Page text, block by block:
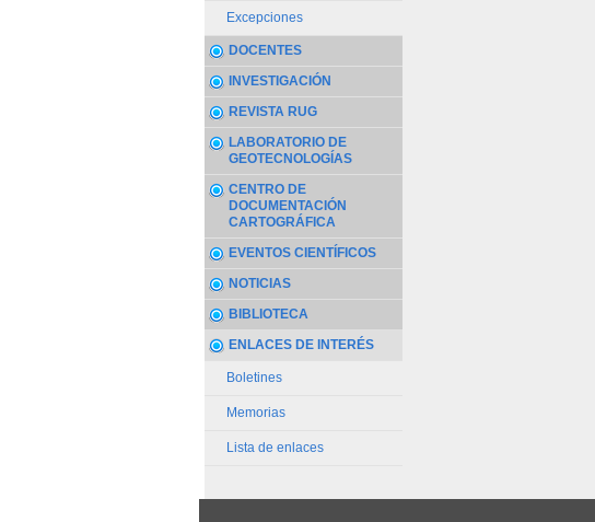
Excepciones
DOCENTES
INVESTIGACIÓN
REVISTA RUG
LABORATORIO DE
GEOTECNOLOGÍAS
CENTRO DE
DOCUMENTACIÓN
CARTOGRÁFICA
EVENTOS CIENTÍFICOS
NOTICIAS
BIBLIOTECA
ENLACES DE INTERÉS
Boletines
Memorias
Lista de enlaces